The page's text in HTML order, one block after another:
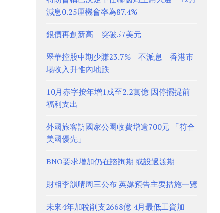
減息0.25厘機會率為87.4%
銀價再創新高 突破57美元
翠華控股中期少賺23.7% 不派息 香港市
場收入升惟內地跌
10月赤字按年增1成至2.2萬億 因停擺提前
福利支出
外國旅客訪國家公園收費增逾700元 「符合
美國優先」
BNO要求增加仍在諮詢期 或設過渡期
財相李韻晴周三公布 英媒預告主要措施一覽
未來4年加稅削支2668億 4月最低工資加